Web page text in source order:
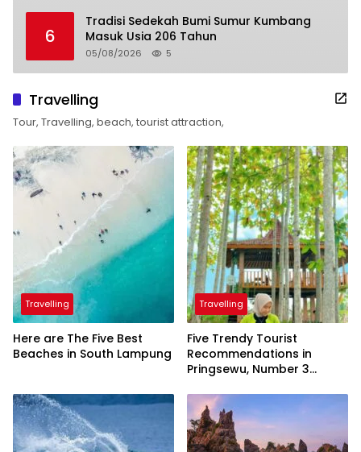
6
Tradisi Sedekah Bumi Sumur Kumbang
Masuk Usia 206 Tahun
05/08/2026 5
Travelling
Tour, Travelling, beach, tourist attraction,
Travelling
Here are The Five Best
Beaches in South Lampung
Travelling
Five Trendy Tourist
Recommendations in
Pringsewu, Number 3
President